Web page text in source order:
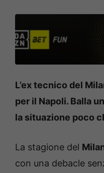
L’ex tecnico del
per il Napoli. Balla
la situazione poco
La stagione del
con una debacle